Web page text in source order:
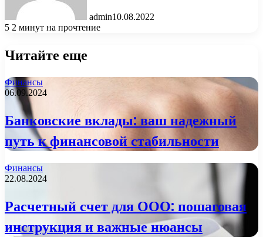
admin10.08.2022
5 2 минут на прочтение
Читайте еще
Финансы
06.09.2024
Банковские вклады: ваш надежный
путь к финансовой стабильности
Финансы
22.08.2024
Расчетный счет для ООО: пошаговая
инструкция и важные нюансы